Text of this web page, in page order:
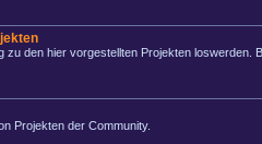
zu den hier vorgestellten Projekten loswerden.
Projekten der Community.